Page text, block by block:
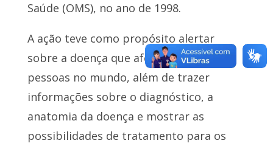
Saúde (OMS), no ano de 1998.
A ação teve como propósito alertar
sobre a doença que afeta milhões de
pessoas no mundo, além de trazer
informações sobre o diagnóstico, a
anatomia da doença e mostrar as
possibilidades de tratamento para os